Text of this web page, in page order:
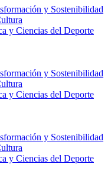
y Sostenibilidad
y Ciencias del Deporte
y Sostenibilidad
y Ciencias del Deporte
y Sostenibilidad
y Ciencias del Deporte